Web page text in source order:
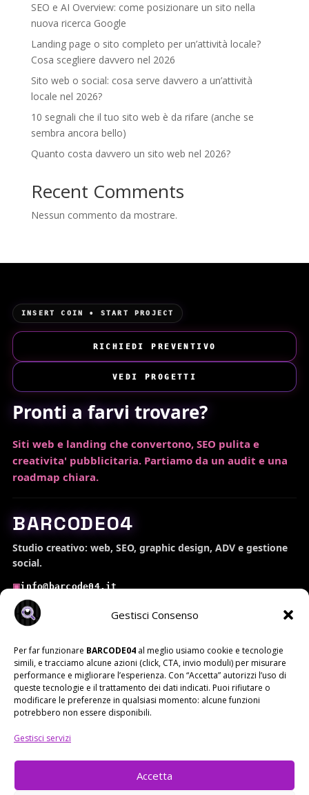
Gestisci Consenso
Per far funzionare BARCODE04 al meglio usiamo cookie e tecnologie
simili, e tracciamo alcune azioni (click, CTA, invio moduli) per misurare
performance e migliorare l’esperienza. Con “Accetta” autorizzi l’uso di
queste tecnologie e il trattamento dei dati indicati. Puoi rifiutare o
modificare le preferenze in qualsiasi momento: alcune funzioni
potrebbero non essere disponibili.
Gestisci servizi
Accetta
SEO e AI Overview: come posizionare un sito nella
nuova ricerca Google
Landing page o sito completo per un’attività locale?
Cosa scegliere davvero nel 2026
Sito web o social: cosa serve davvero a un’attività
locale nel 2026?
10 segnali che il tuo sito web è da rifare (anche se
sembra ancora bello)
Quanto costa davvero un sito web nel 2026?
Recent Comments
Nessun commento da mostrare.
INSERT COIN • START PROJECT
RICHIEDI PREVENTIVO
VEDI PROGETTI
Pronti a farvi trovare?
Siti web e landing che convertono, SEO pulita e
creativita' pubblicitaria. Partiamo da un audit e una
roadmap chiara.
BARCODE04
Studio creativo: web, SEO, graphic design, ADV e gestione
social.
▣info@barcode04.it
▣349 291 7310
BARCODE04 • INFO READY
SERVIZI
OPERATIVITA'